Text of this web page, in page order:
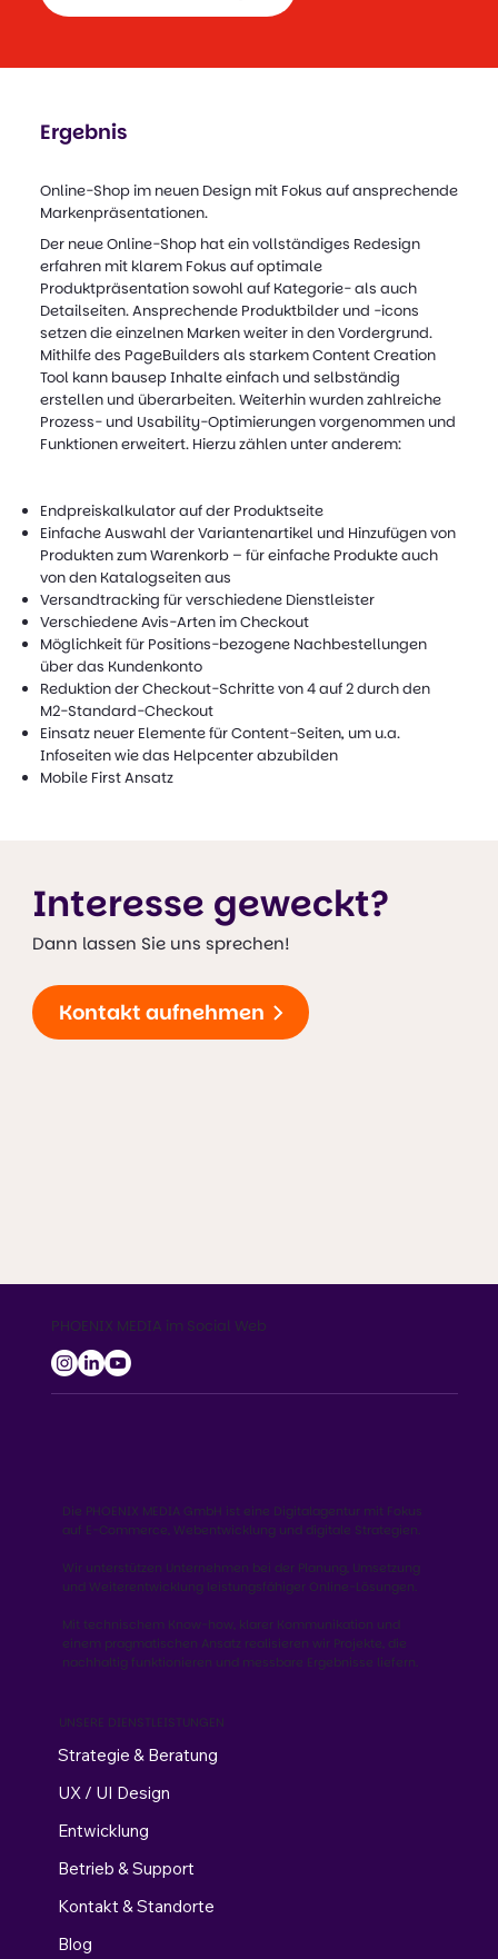
Online-Shop im neuen Design mit Fokus auf ansprechende
Markenpräsentationen.
Der neue Online-Shop hat ein vollständiges Redesign
erfahren mit klarem Fokus auf optimale
Produktpräsentation sowohl auf Kategorie- als auch
Detailseiten. Ansprechende Produktbilder und -icons
setzen die einzelnen Marken weiter in den Vordergrund.
Mithilfe des PageBuilders als starkem Content Creation
Tool kann bausep Inhalte einfach und selbständig
erstellen und überarbeiten. Weiterhin wurden zahlreiche
Prozess- und Usability-Optimierungen vorgenommen und
Funktionen erweitert. Hierzu zählen unter anderem:
Endpreiskalkulator auf der Produktseite
Einfache Auswahl der Variantenartikel und Hinzufügen von
Produkten zum Warenkorb – für einfache Produkte auch
von den Katalogseiten aus
Versandtracking für verschiedene Dienstleister
Verschiedene Avis-Arten im Checkout
Möglichkeit für Positions-bezogene Nachbestellungen
über das Kundenkonto
Reduktion der Checkout-Schritte von 4 auf 2 durch den
M2-Standard-Checkout
Einsatz neuer Elemente für Content-Seiten, um u.a.
Infoseiten wie das Helpcenter abzubilden
Mobile First Ansatz
Ergebnis
Interesse geweckt?
Dann lassen Sie uns sprechen!
Kontakt aufnehmen
UNSERE DIENSTLEISTUNGEN
Strategie & Beratung
UX / UI Design
Entwicklung
Betrieb & Support
Kontakt & Standorte
Blog
Die PHOENIX MEDIA GmbH ist eine Digitalagentur mit Fokus
auf E-Commerce, Webentwicklung und digitale Strategien.
Wir unterstützen Unternehmen bei der Planung, Umsetzung
und Weiterentwicklung leistungsfähiger Online-Lösungen.
Mit technischem Know-how, klarer Kommunikation und
einem pragmatischen Ansatz realisieren wir Projekte, die
nachhaltig funktionieren und messbare Ergebnisse liefern.
PHOENIX MEDIA im Social Web